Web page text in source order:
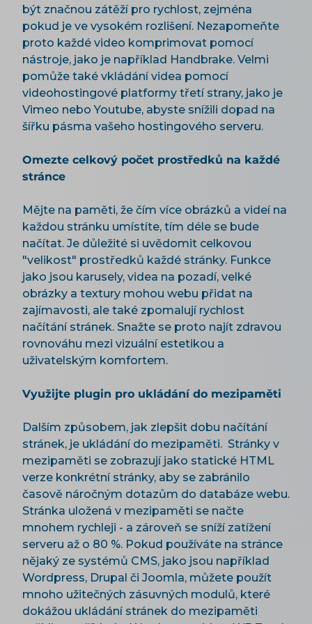
být značnou zátěží pro rychlost, zejména
pokud je ve vysokém rozlišení. Nezapomeňte
proto každé video komprimovat pomocí
nástroje, jako je například Handbrake. Velmi
pomůže také vkládání videa pomocí
videohostingové platformy třetí strany, jako je
Vimeo nebo Youtube, abyste snížili dopad na
šířku pásma vašeho hostingového serveru.
Omezte celkový počet prostředků na každé
stránce
Mějte na paměti, že čím více obrázků a videí na
každou stránku umístíte, tím déle se bude
načítat. Je důležité si uvědomit celkovou
"velikost" prostředků každé stránky. Funkce
jako jsou karusely, videa na pozadí, velké
obrázky a textury mohou webu přidat na
zajímavosti, ale také zpomalují rychlost
načítání stránek. Snažte se proto najít zdravou
rovnováhu mezi vizuální estetikou a
uživatelským komfortem.
Využijte plugin pro ukládání do mezipaměti
Dalším způsobem, jak zlepšit dobu načítání
stránek, je ukládání do mezipaměti. Stránky v
mezipaměti se zobrazují jako statické HTML
verze konkrétní stránky, aby se zabránilo
časově náročným dotazům do databáze webu.
Stránka uložená v mezipaměti se načte
mnohem rychleji - a zároveň se sníží zatížení
serveru až o 80 %. Pokud používáte na stránce
nějaký ze systémů CMS, jako jsou například
Wordpress, Drupal či Joomla, můžete použít
mnoho užitečných zásuvných modulů, které
dokážou ukládání stránek do mezipaměti